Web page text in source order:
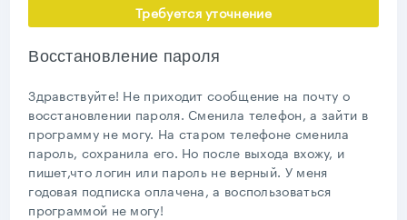
Требуется уточнение
Восстановление пароля
Здравствуйте! Не приходит сообщение на почту о
восстановлении пароля. Сменила телефон, а зайти в
программу не могу. На старом телефоне сменила
пароль, сохранила его. Но после выхода вхожу, и
пишет,что логин или пароль не верный. У меня
годовая подписка оплачена, а воспользоваться
программой не могу!